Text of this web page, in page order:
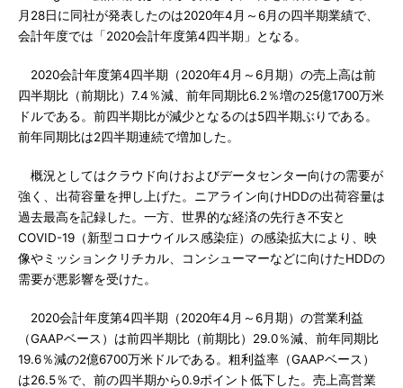
月28日に同社が発表したのは2020年4月～6月の四半期業績で、
会計年度では「2020会計年度第4四半期」となる。
2020会計年度第4四半期（2020年4月～6月期）の売上高は前
四半期比（前期比）7.4％減、前年同期比6.2％増の25億1700万米
ドルである。前四半期比が減少となるのは5四半期ぶりである。
前年同期比は2四半期連続で増加した。
概況としてはクラウド向けおよびデータセンター向けの需要が
強く、出荷容量を押し上げた。ニアライン向けHDDの出荷容量は
過去最高を記録した。一方、世界的な経済の先行き不安と
COVID-19（新型コロナウイルス感染症）の感染拡大により、映
像やミッションクリチカル、コンシューマーなどに向けたHDDの
需要が悪影響を受けた。
2020会計年度第4四半期（2020年4月～6月期）の営業利益
（GAAPベース）は前四半期比（前期比）29.0％減、前年同期比
19.6％減の2億6700万米ドルである。粗利益率（GAAPベース）
は26.5％で、前の四半期から0.9ポイント低下した。売上高営業